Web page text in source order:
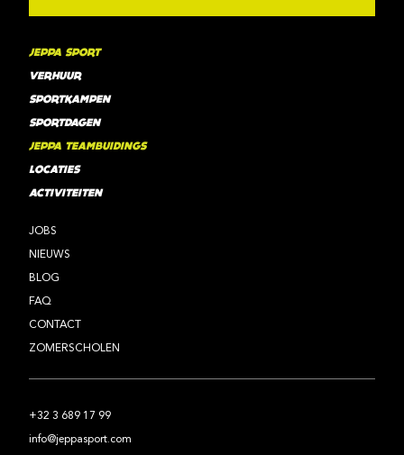
JEPPA SPORT
VERHUUR
SPORTKAMPEN
SPORTDAGEN
JEPPA TEAMBUIDINGS
LOCATIES
ACTIVITEITEN
JOBS
NIEUWS
BLOG
FAQ
CONTACT
ZOMERSCHOLEN
+32 3 689 17 99
info@jeppasport.com